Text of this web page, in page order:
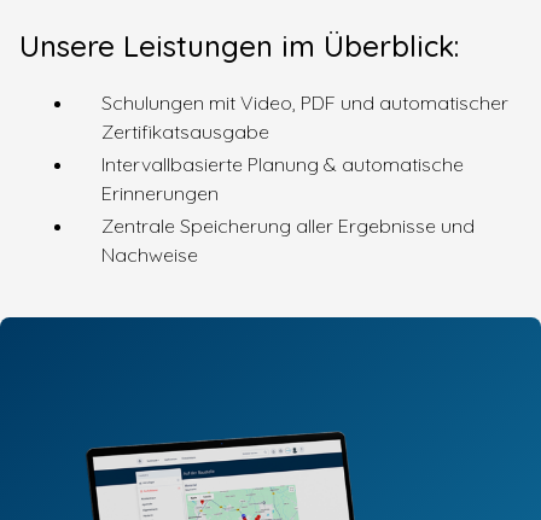
Unsere Leistungen im Überblick:
Schulungen mit Video, PDF und automatischer
Zertifikatsausgabe
Intervallbasierte Planung & automatische
Erinnerungen
Zentrale Speicherung aller Ergebnisse und
Nachweise